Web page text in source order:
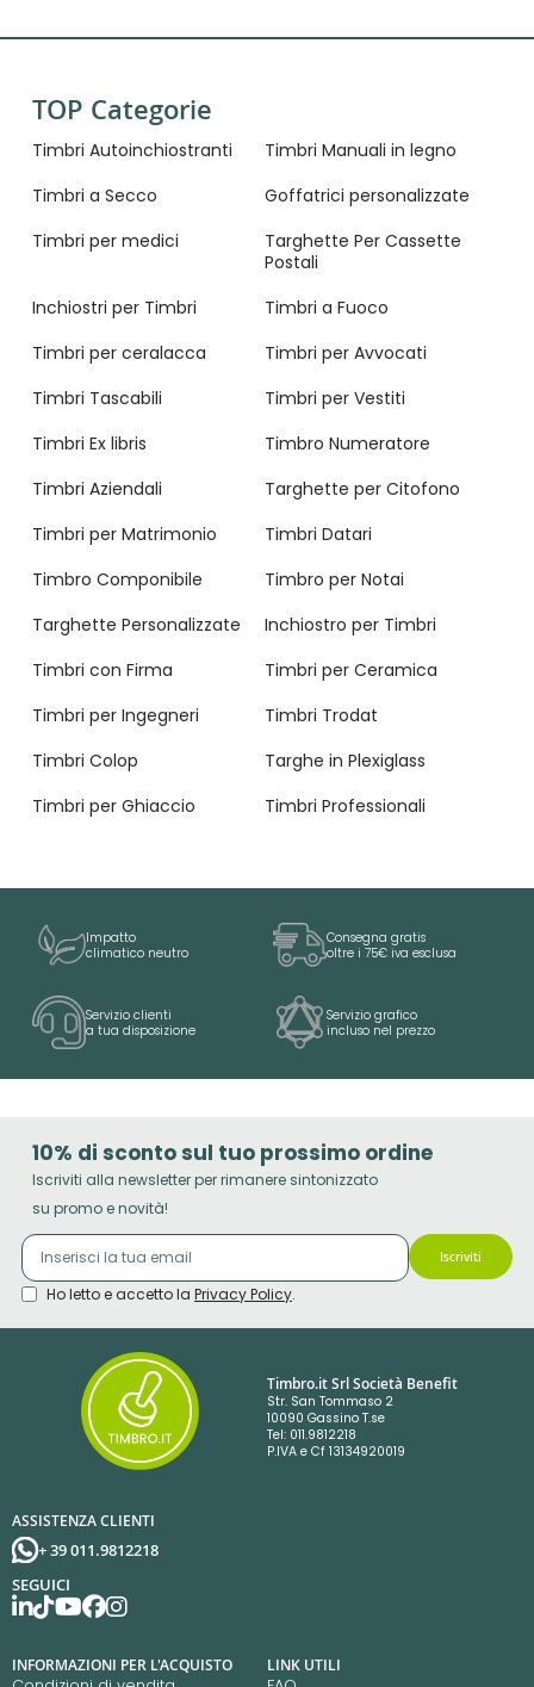
TOP Categorie
Timbri Autoinchiostranti
Timbri Manuali in legno
Timbri a Secco
Goffatrici personalizzate
Timbri per medici
Targhette Per Cassette
Postali
Inchiostri per Timbri
Timbri a Fuoco
Timbri per ceralacca
Timbri per Avvocati
Timbri Tascabili
Timbri per Vestiti
Timbri Ex libris
Timbro Numeratore
Timbri Aziendali
Targhette per Citofono
Timbri per Matrimonio
Timbri Datari
Timbro Componibile
Timbro per Notai
Targhette Personalizzate
Inchiostro per Timbri
Timbri con Firma
Timbri per Ceramica
Timbri per Ingegneri
Timbri Trodat
Timbri Colop
Targhe in Plexiglass
Timbri per Ghiaccio
Timbri Professionali
Impatto
climatico neutro
Consegna gratis
oltre i 75€ iva esclusa
Servizio clienti
a tua disposizione
Servizio grafico
incluso nel prezzo
10% di sconto sul tuo prossimo ordine
Iscriviti alla newsletter per rimanere sintonizzato
su promo e novità!
Iscriviti
Ho letto e accetto la Privacy Policy.
Timbro.it Srl Società Benefit
Str. San Tommaso 2
10090 Gassino T.se
Tel: 011.9812218
P.IVA e Cf 13134920019
ASSISTENZA CLIENTI
+ 39 011.9812218
SEGUICI
INFORMAZIONI PER L'ACQUISTO
LINK UTILI